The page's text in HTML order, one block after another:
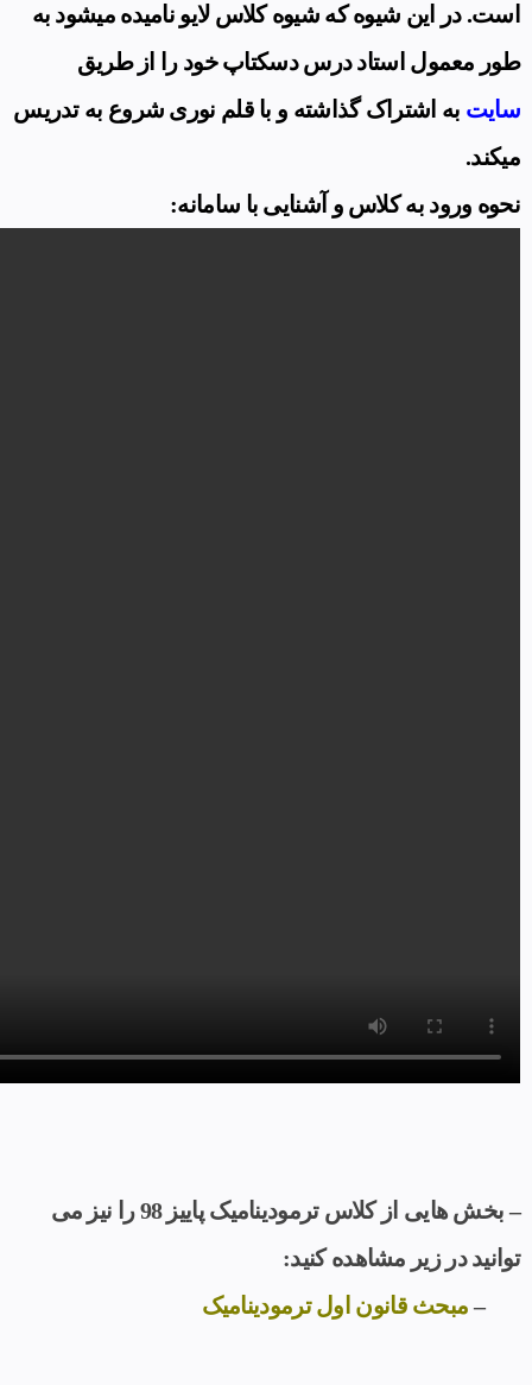
است. در این شیوه که شیوه کلاس لایو نامیده میشود به
طور معمول استاد درس دسکتاپ خود را از طریق
سایت به اشتراک گذاشته و با قلم نوری شروع به تدریس
میکند.
نحوه ورود به کلاس و آشنایی با سامانه:
– بخش هایی از کلاس ترمودینامیک پاییز 98 را نیز می
توانید در زیر مشاهده کنید:
–مبحث قانون اول ترمودینامیک